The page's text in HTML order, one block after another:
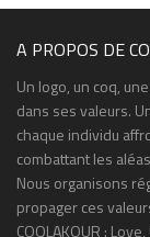
A PROPOS DE
Un logo, un coq,
dans ses valeurs.
chaque individu
combattant les
Nous organisons
propager ces
COQLAKOUR :